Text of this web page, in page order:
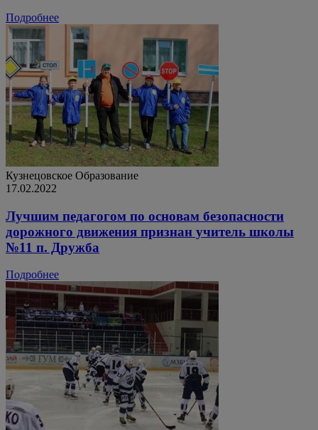
Подробнее
Кузнецовское Образование
17.02.2022
Лучшим педагогом по основам безопасности
дорожного движения признан учитель школы
№11 п. Дружба
Подробнее